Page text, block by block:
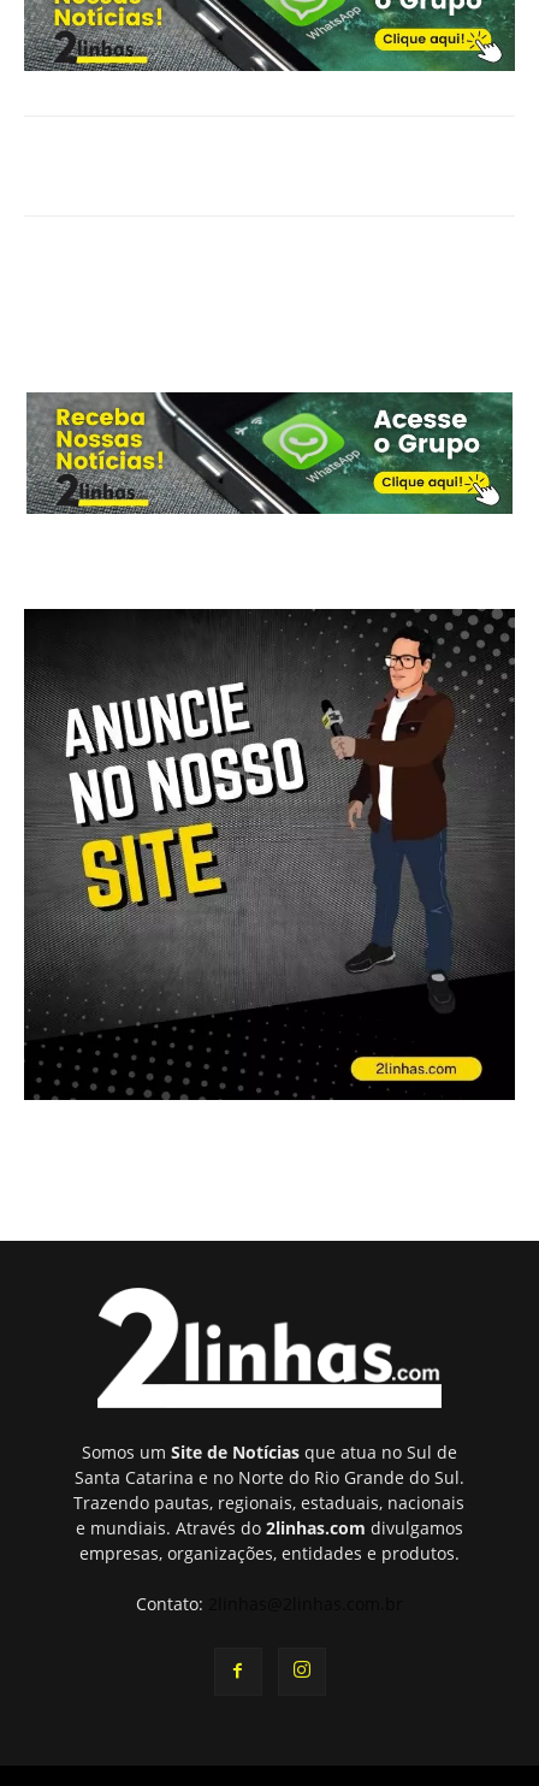
Somos um Site de Notíciasque atua no Sul de
Santa Catarina e no Norte do Rio Grande do Sul.
Trazendo pautas, regionais, estaduais, nacionais
e mundiais. Através do 2linhas.com divulgamos
empresas, organizações, entidades e produtos.
Contato: